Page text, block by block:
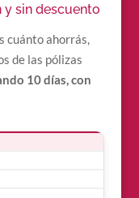
y sin descuento
cuánto ahorrás,
de las pólizas
10 días, con